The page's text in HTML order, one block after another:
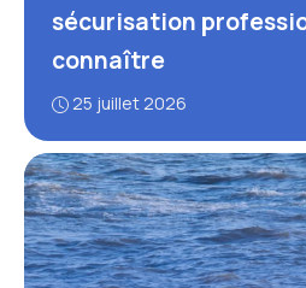
sécurisation
connaître
25 juillet 2026